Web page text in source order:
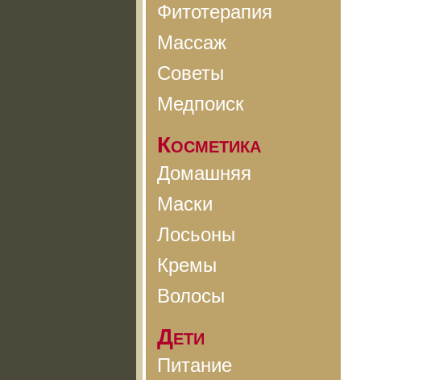
Фитотерапия
Массаж
Советы
Медпоиск
Косметика
Домашняя
Маски
Лосьоны
Кремы
Волосы
Дети
Питание